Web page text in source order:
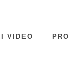
VIDEO